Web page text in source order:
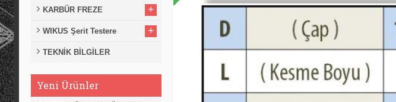
KARBÜR FREZE +
WIKUS Şerit Testere +
TEKNİK BİLGİLER
Yeni Ürünler